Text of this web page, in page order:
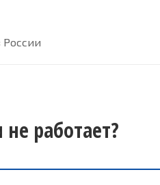
России
работает?